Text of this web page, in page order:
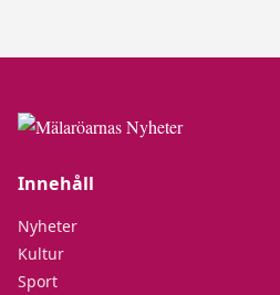
Innehåll
Nyheter
Kultur
Sport